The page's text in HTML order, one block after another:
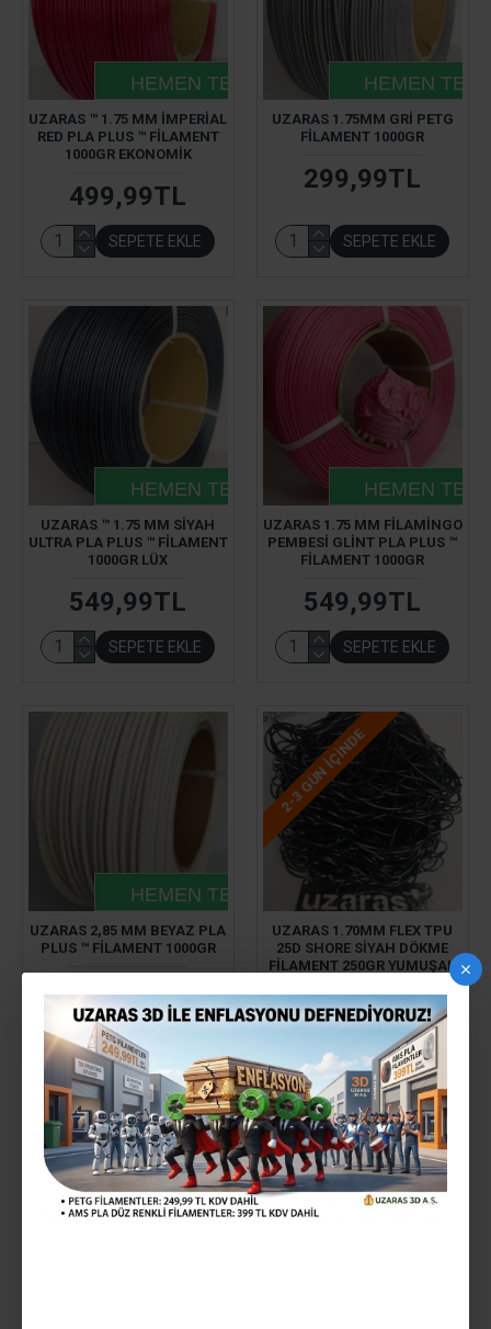
HEMEN TESLIM
UZARAS ™ 1.75 MM İMPERIAL
RED PLA PLUS ™ FILAMENT
1000GR EKONOMIK
499,99TL
SEPETE EKLE
HEMEN
UZARAS 1.75MM GRI PETG
FILAMENT 1000GR
299,99TL
SEPETE EKLE
HEMEN TESLIM
UZARAS ™ 1.75 MM SIYAH
ULTRA PLA PLUS ™ FILAMENT
1000GR LÜX
549,99TL
SEPETE EKLE
HEMEN
UZARAS 1.75 MM FILAMINGO
PEMBESI GLINT PLA PLUS ™
FILAMENT 1000GR
549,99TL
SEPETE EKLE
HEMEN TESLIM
UZARAS 2,85 MM BEYAZ PLA
PLUS ™ FILAMENT 1000GR
660,00TL
SEPETE EKLE
2-3 GÜN IÇINDE
UZARAS 1.70MM FLEX TPU
25D SHORE SIYAH DÖKME
FILAMENT 250GR YUMUŞAK
349,99TL